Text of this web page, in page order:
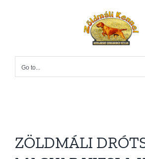
Go to...
ZÖLDMÁLI